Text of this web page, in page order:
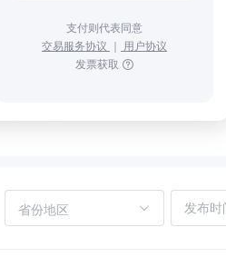
支付则代表同意
交易服务协议 ｜ 用户协议
发票获取
省份地区